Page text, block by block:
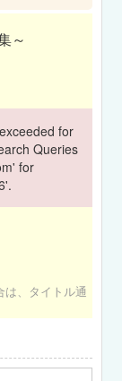
～
for
Queries
for
は、タイトル通